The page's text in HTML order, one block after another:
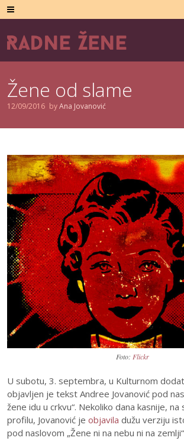
Žene od slame
12/09/2016 byAna Jovanović
Foto: Flickr
U subotu, 3. septembra, u Kulturnom
objavljen je tekst Andree Jovanović pod
žene idu u crkvu“. Nekoliko dana kasnije,
profilu, Jovanović jeobjavila dužu verziju
pod naslovom „Žene ni na nebu ni na